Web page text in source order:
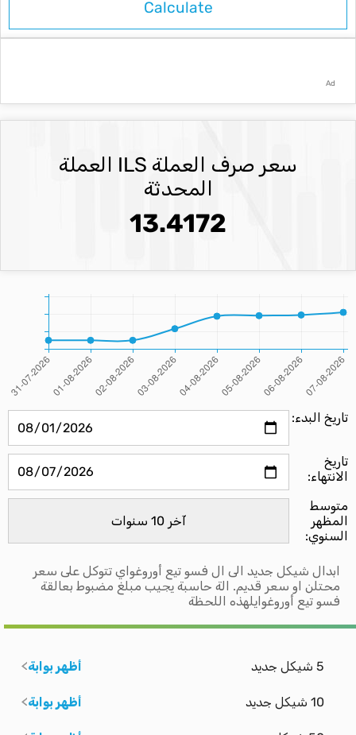
Ad
سعر صرف العملة ILS العملة
المحدثة
13.4172
تاريخ البدء:
تاريخ
الانتهاء:
متوسط ​​
المظهر
السنوي:
ابدال شيكل جديد الى ال فسو تيع أوروغواي تتوكل على سعر
محتلن او سعر قديم. الة حاسبة يجيب مبلغ مضبوط بعالقة
فسو تيع أوروغوايلهذه اللحظة
5 شيكل جديد أظهر بوابة
10 شيكل جديد أظهر بوابة